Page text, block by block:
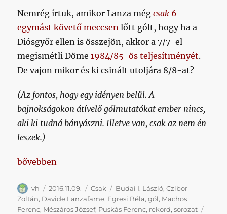
Nemrég írtuk, amikor Lanza mégcsak 6
egymást követő meccsen lőtt gólt, hogy ha a
Diósgyőr ellen is összejön, akkor a 7/7-el
megismétli Döme1984/85-ös teljesítményét.
De vajon mikor és ki csinált utoljára 8/8-at?
(Az fontos, hogy egy idényen belül. A
bajnokságokon átívelő gólmutatókat ember nincs,
aki ki tudná bányászni. Illetve van, csak az nem én
leszek.)
„Napilanzafame: a 7/7 már megvan, de mikor volt
bővebben
Szerző
vh Közzétéve
2016.11.09. Kategória
Csak Címke
Budai I. László,Czibor
Zoltán, Davide Lanzafame, Egresi Béla,gól, Machos
Ferenc, Mészáros József, Puskás Ferenc, rekord,sorozat